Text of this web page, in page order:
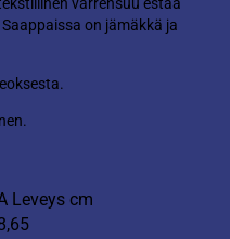
on jämäkkä ja
Leveys cm